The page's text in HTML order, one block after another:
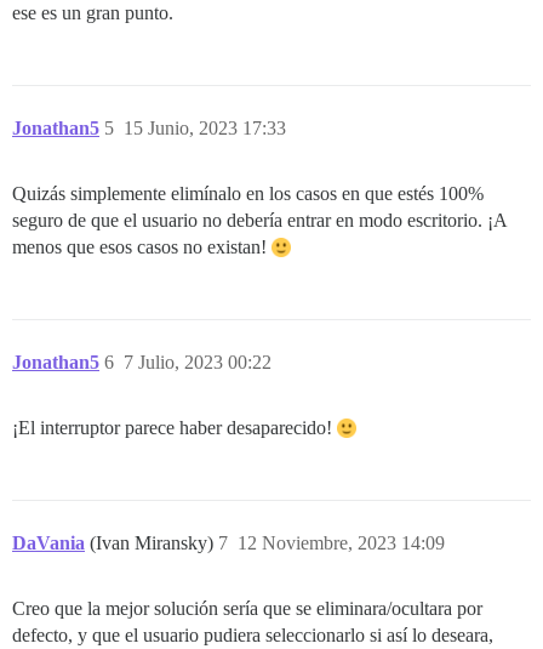
ese es un gran punto.
Jonathan5 15 Junio, 2023 17:33
5
Quizás simplemente elimínalo en los casos en que estés 100%
seguro de que el usuario no debería entrar en modo escritorio. ¡A
menos que esos casos no existan!
Jonathan5 7 Julio, 2023 00:22
6
¡El interruptor parece haber desaparecido!
DaVania (Ivan Miransky) 12 Noviembre, 2023 14:09
7
Creo que la mejor solución sería que se eliminara/ocultara por
defecto, y que el usuario pudiera seleccionarlo si así lo deseara,